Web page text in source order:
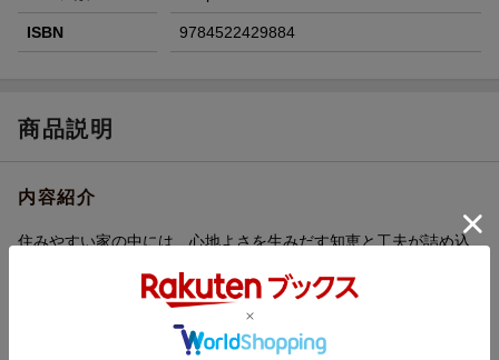
ISBN 9784522429884
商品説明
内容紹介
住みやすい家の中には、心地よさを生みだす知恵と工夫が詰め込
本書では、新築やリフォームをする前に知っておきたい「住まい
づくりのポイント」を部屋別に紹介。第一線で活躍する設計者が
教える実用テクニックが満載です！